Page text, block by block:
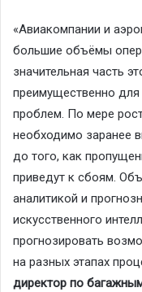
«Авиакомпании и
большие объёмы
значительная часть
преимущественно
проблем. По мере
необходимо заранее
до того, как
приведут к сбоям.
аналитикой и
искусственного
прогнозировать
на разных этапах
директор по